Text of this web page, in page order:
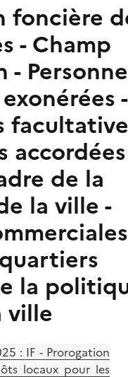
foncière
- Champ
-
-
accordées
de la
la ville -
la
ville
: IF - Prorogation
locaux pour les